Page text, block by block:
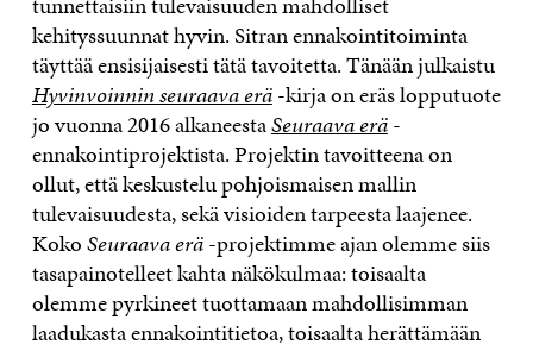
kehityssuunnat hyvin. Sitran ennakointitoiminta
täyttää ensisijaisesti tätä tavoitetta. Tänään julkaistu
Hyvinvoinnin seuraava erä-kirja on eräs lopputuote
jo vuonna 2016 alkaneestaSeuraava erä-
ennakointiprojektista. Projektin tavoitteena on
ollut, että keskustelu pohjoismaisen mallin
tulevaisuudesta, sekä visioiden tarpeesta laajenee.
KokoSeuraava erä-projektimme ajan olemme siis
tasapainotelleet kahta näkökulmaa: toisaalta
olemme pyrkineet tuottamaan mahdollisimman
laadukasta ennakointitietoa, toisaalta herättämään